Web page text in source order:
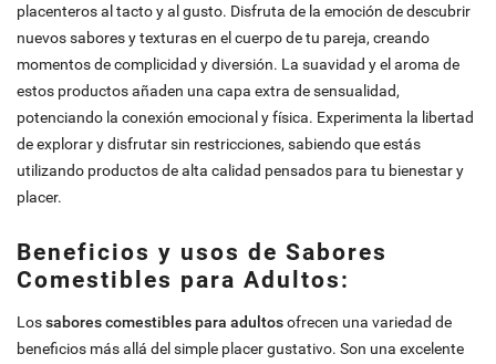
placenteros al tacto y al gusto. Disfruta de la emoción de descubrir
nuevos sabores y texturas en el cuerpo de tu pareja, creando
momentos de complicidad y diversión. La suavidad y el aroma de
estos productos añaden una capa extra de sensualidad,
potenciando la conexión emocional y física. Experimenta la libertad
de explorar y disfrutar sin restricciones, sabiendo que estás
utilizando productos de alta calidad pensados para tu bienestar y
placer.
Beneficios y usos de Sabores
Comestibles para Adultos:
Lossabores comestibles para adultosofrecen una variedad de
beneficios más allá del simple placer gustativo. Son una excelente